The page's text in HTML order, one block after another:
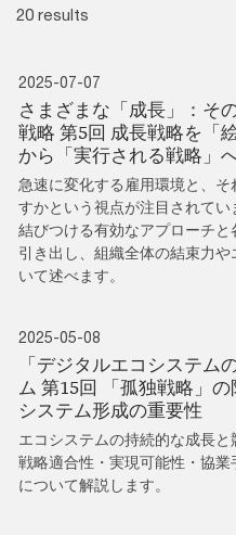
20 results
2025-07-07
さまざまな「成長」：そ
戦略 第5回 成長戦略を「
から「実行される戦略」
急速に変化する雇用環境と、
すかという視点が注目されて
結びつける有効なアプローチ
引き出し、組織全体の結束力
いて述べます。
2025-05-08
「デジタルエコシステム
ム 第15回 「孤独戦略」
システム形成の重要性
エコシステムの持続的な成長と
戦略適合性・実現可能性・協
について解説します。